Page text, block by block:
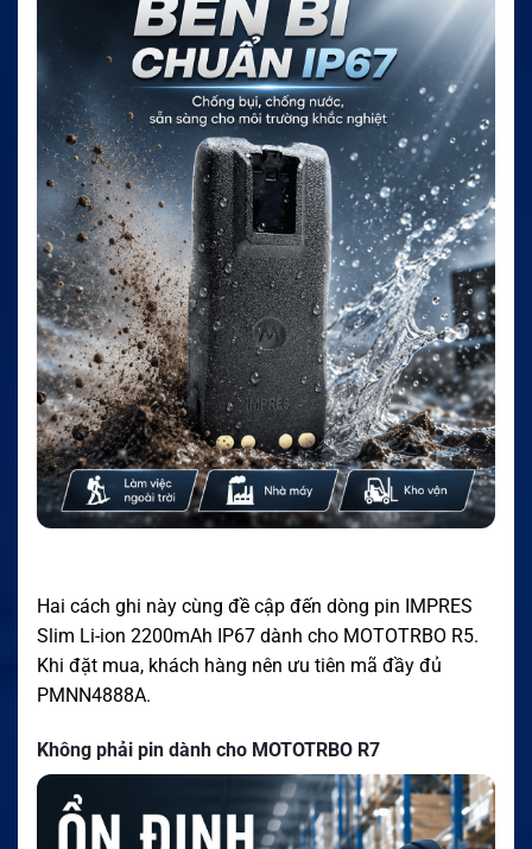
Hai cách ghi này cùng đề cập đến dòng pin IMPRES
Slim Li-ion 2200mAh IP67 dành cho MOTOTRBO R5.
Khi đặt mua, khách hàng nên ưu tiên mã đầy đủ
PMNN4888A.
Không phải pin dành cho MOTOTRBO R7